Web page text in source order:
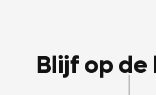
Blijf op de